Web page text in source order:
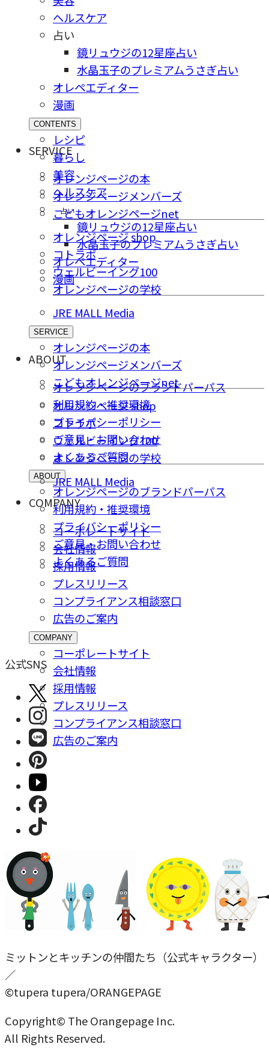
ヘルスケア
占い
鏡リュウジの12星座占い
水晶玉子のプレミアムうさぎ占い
オレペエディター
漫画
CONTENTS
レシピ
暮らし
美容
ヘルスケア
占い
鏡リュウジの12星座占い
水晶玉子のプレミアムうさぎ占い
オレペエディター
漫画
SERVICE
オレンジページの本
オレンジページメンバーズ
こどもオレンジページnet
オレンジページ shop
コトラボ
ウェルビーイング100
オレンジページの学校
JRE MALL Media
SERVICE
オレンジページの本
オレンジページメンバーズ
こどもオレンジページnet
オレンジページ shop
コトラボ
ウェルビーイング100
オレンジページの学校
JRE MALL Media
ABOUT
オレンジページのブランドパーパス
利用規約・推奨環境
プライバシーポリシー
ご意⾒・お問い合わせ
よくあるご質問
ABOUT
オレンジページのブランドパーパス
利用規約・推奨環境
プライバシーポリシー
ご意⾒・お問い合わせ
よくあるご質問
COMPANY
コーポレートサイト
会社情報
採⽤情報
プレスリリース
コンプライアンス相談窓⼝
広告のご案内
COMPANY
コーポレートサイト
会社情報
採⽤情報
プレスリリース
コンプライアンス相談窓⼝
広告のご案内
公式SNS
ミットンとキッチンの仲間たち（公式キャラクター）
／
©tupera tupera/ORANGEPAGE
Copyright© The Orangepage Inc.
All Rights Reserved.